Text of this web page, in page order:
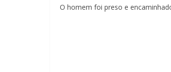
O homem foi preso e